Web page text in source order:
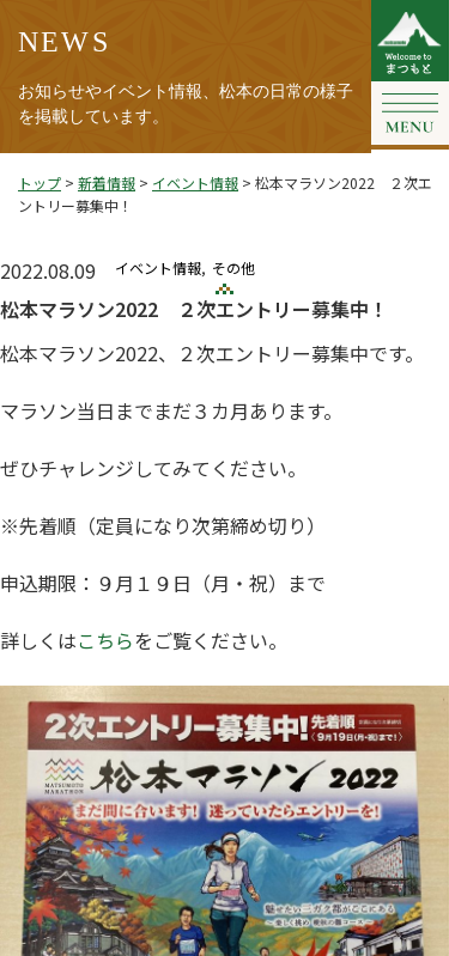
NEWS
お知らせやイベント情報、松本の日常の様子
を掲載しています。
トップ > 新着情報 > イベント情報 > 松本マラソン2022 ２次エ
ントリー募集中！
2022.08.09 イベント情報 その他
松本マラソン2022 ２次エントリー募集中！
松本マラソン2022、２次エントリー募集中です。
マラソン当日までまだ３カ月あります。
ぜひチャレンジしてみてください。
※先着順（定員になり次第締め切り）
申込期限：９月１９日（月・祝）まで
詳しくはこちらをご覧ください。